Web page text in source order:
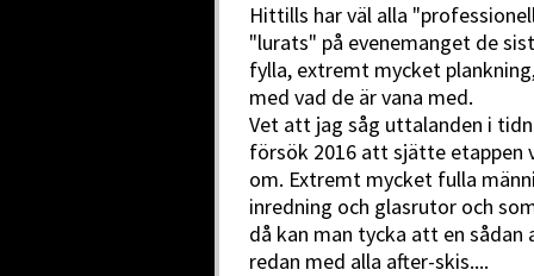
Hittills har väl alla
"lurats" på evenemanget de
fylla, extremt mycket
med vad de är vana med.
Vet att jag såg uttalanden i
försök 2016 att sjätte etappen
om. Extremt mycket fulla
inredning och glasrutor och
då kan man tycka att en
redan med alla after-skis....